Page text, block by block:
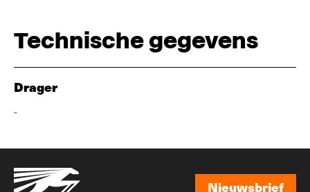
Technische gegevens
Drager
-
Nieuwsbrief